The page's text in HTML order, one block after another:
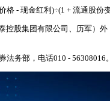
- 现金红利)÷(1 + 流通股份
股集团有限公司、历军）
务部，电话010 - 56308016。